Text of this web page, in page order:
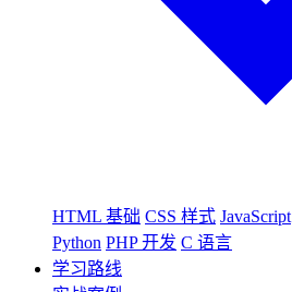
HTML 基础 CSS 样式 JavaScript
Python PHP 开发 C 语言
学习路线